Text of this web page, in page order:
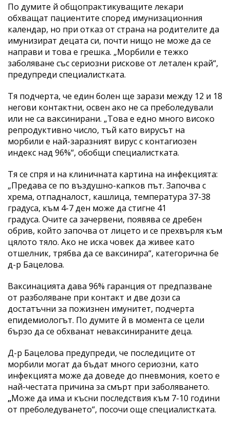
По думите й общопрактикуващите лекари
обхващат пациентите според имунизационния
календар, но при отказ от страна на родителите да
имунизират децата си, почти нищо не може да се
направи и това е грешка. „Морбили е тежко
заболяване със сериозни рискове от летален край“,
предупреди специалистката.
Тя подчерта, че един болен ще зарази между 12 и 18
негови контактни, освен ако не са преболедували
или не са ваксинирани. „Това е едно много високо
репродуктивно число, тъй като вирусът на
морбили е най-заразният вирус с контагиозен
индекс над 96%“, обобщи специалистката.
Тя се спря и на клиничната картина на инфекцията:
„Предава се по въздушно-капков път. Започва с
хрема, отпадналост, кашлица, температура 37-38
градуса, към 4-7 ден може да стигне 41
градуса. Очите са зачервени, появява се дребен
обрив, който започва от лицето и се прехвърля към
цялото тяло. Ако не иска човек да живее като
отшелник, трябва да се ваксинира“, категорична бе
д-р Бацелова.
Ваксинацията дава 96% гаранция от предпазване
от разболяване при контакт и две дози са
достатъчни за пожизнен имунитет, подчерта
епидемиологът. По думите й в момента се цели
бързо да се обхванат неваксинираните деца.
Д-р Бацелова предупреди, че последиците от
морбили могат да бъдат много сериозни, като
инфекцията може да доведе до пневмония, което е
най-честата причина за смърт при заболяването.
„Може да има и късни последствия към 7-10 години
от преболедуването“, посочи още специалистката.